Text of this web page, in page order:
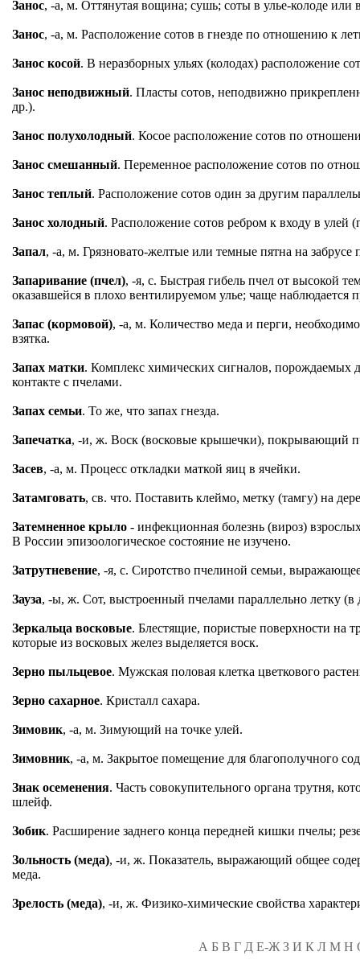
Занос, -а, м. Оттянутая вощина; сушь; соты в улье-колоде или
Занос, -а, м. Расположение сотов в гнезде по отношению к
Занос косой. В неразборных ульях (колодах) расположение
Занос неподвижный. Пласты сотов, неподвижно
др.).
Занос полухолодный. Косое расположение сотов по
Занос смешанный. Переменное расположение сотов по
Занос теплый. Расположение сотов один за другим
Занос холодный. Расположение сотов ребром к входу в улей
Запал, -а, м. Грязновато-желтые или темные пятна на
Запаривание (пчел), -я, с. Быстрая гибель пчел от высокой
оказавшейся в плохо вентилируемом улье; чаще наблюдается
Запас (кормовой), -а, м. Количество меда и перги,
взятка.
Запах матки. Комплекс химических сигналов, порождаемых
контакте с пчелами.
Запах семьи. То же, что запах гнезда.
Запечатка, -и, ж. Воск (восковые крышечки), покрывающий
Засев, -а, м. Процесс откладки маткой яиц в ячейки.
Затамговать, св. что. Поставить клеймо, метку (тамгу) на
Затемненное крыло - инфекционная болезнь (вироз)
В России эпизоологическое состояние не изучено.
Затрутневение, -я, с. Сиротство пчелиной семьи,
Зауза, -ы, ж. Сот, выстроенный пчелами параллельно летку (в
Зеркальца восковые. Блестящие, пористые поверхности на
которые из восковых желез выделяется воск.
Зерно пыльцевое. Мужская половая клетка цветкового
Зерно сахарное. Кристалл сахара.
Зимовик, -а, м. Зимующий на точке улей.
Зимовник, -а, м. Закрытое помещение для благополучного
Знак осеменения. Часть совокупительного органа трутня,
шлейф.
Зобик. Расширение заднего конца передней кишки пчелы;
Зольность (меда), -и, ж. Показатель, выражающий общее
меда.
Зрелость (меда), -и, ж. Физико-химические свойства
А Б В Г Д Е-Ж З И К Л М Н